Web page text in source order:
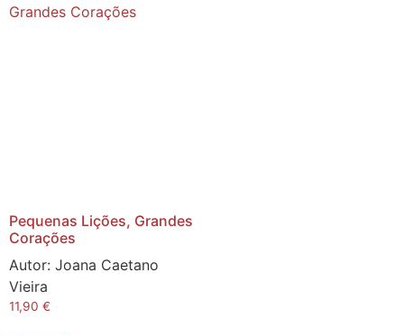
Pequenas Lições, Grandes
Corações
Autor: Joana Caetano
Vieira
11,90 €